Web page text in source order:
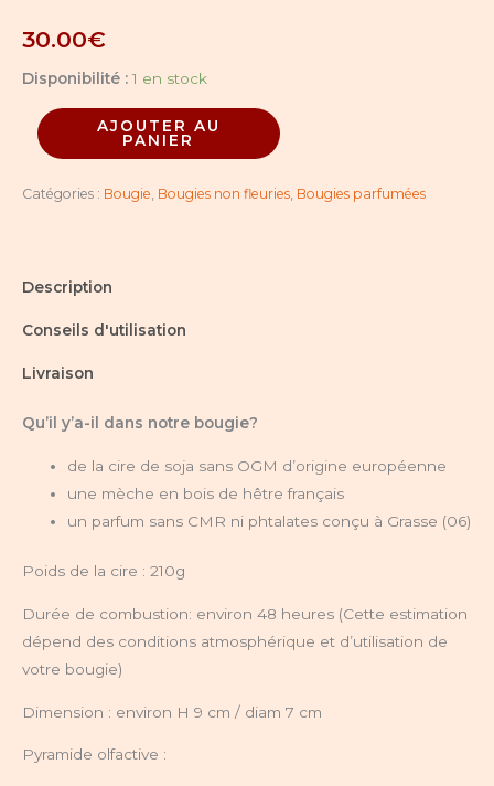
30.00€
Disponibilité : 1 en stock
AJOUTER AU
PANIER
Catégories : Bougie Bougies non fleuries Bougies parfumées
Description
Conseils d'utilisation
Livraison
Qu’il y’a-il dans notre bougie?
de la cire de soja sans OGM d’origine européenne
une mèche en bois de hêtre français
un parfum sans CMR ni phtalates conçu à Grasse (06)
Poids de la cire : 210g
Durée de combustion: environ 48 heures (Cette estimation
dépend des conditions atmosphérique et d’utilisation de
votre bougie)
Dimension : environ H 9 cm / diam 7 cm
Pyramide olfactive :